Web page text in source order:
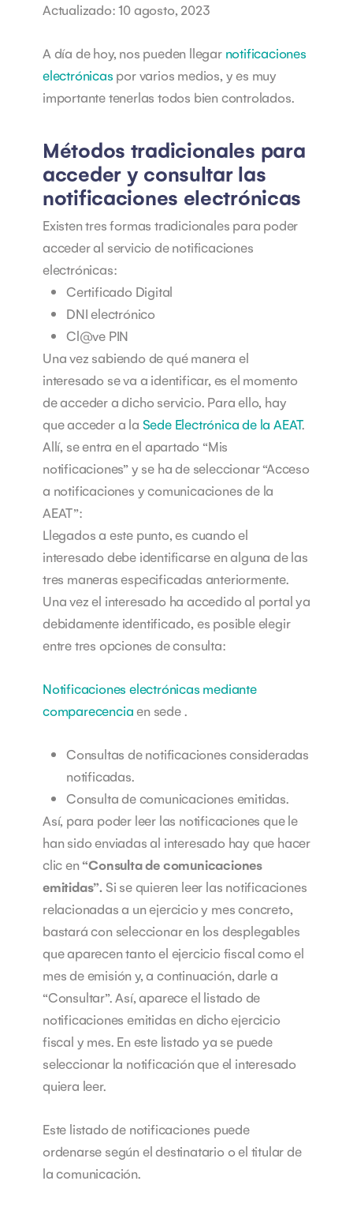
Actualizado: 10 agosto, 2023
A día de hoy, nos pueden llegar notificaciones
electrónicas por varios medios, y es muy
importante tenerlas todos bien controlados.
Métodos tradicionales para
acceder y consultar las
notificaciones electrónicas
Existen tres formas tradicionales para poder
acceder al servicio de notificaciones
electrónicas:
Certificado Digital
DNI electrónico
Cl@ve PIN
Una vez sabiendo de qué manera el
interesado se va a identificar, es el momento
de acceder a dicho servicio. Para ello, hay
que acceder a la Sede Electrónica de la AEAT.
Allí, se entra en el apartado “Mis
notificaciones” y se ha de seleccionar “Acceso
a notificaciones y comunicaciones de la
AEAT”:
Llegados a este punto, es cuando el
interesado debe identificarse en alguna de las
tres maneras especificadas anteriormente.
Una vez el interesado ha accedido al portal ya
debidamente identificado, es posible elegir
entre tres opciones de consulta:
Notificaciones electrónicas mediante
comparecenciaen sede .
Consultas de notificaciones consideradas
notificadas.
Consulta de comunicaciones emitidas.
Así, para poder leer las notificaciones que le
han sido enviadas al interesado hay que hacer
clic en“Consulta de comunicaciones
emitidas”. Si se quieren leer las notificaciones
relacionadas a un ejercicio y mes concreto,
bastará con seleccionar en los desplegables
que aparecen tanto el ejercicio fiscal como el
mes de emisión y, a continuación, darle a
“Consultar”. Así, aparece el listado de
notificaciones emitidas en dicho ejercicio
fiscal y mes. En este listado ya se puede
seleccionar la notificación que el interesado
quiera leer.
Este listado de notificaciones puede
ordenarse según el destinatario o el titular de
la comunicación.